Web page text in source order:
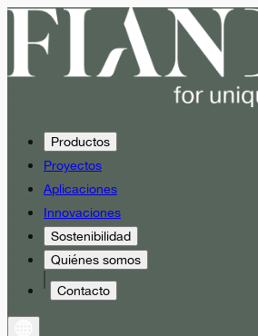
Productos
Proyectos
Aplicaciones
Innovaciones
Sostenibilidad
Quiénes somos
Contacto